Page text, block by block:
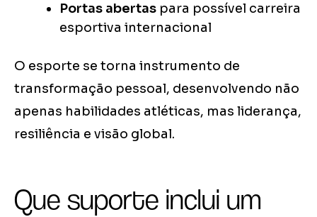
Portas abertas para possível carreira
esportiva internacional
O esporte se torna instrumento de
transformação pessoal, desenvolvendo não
apenas habilidades atléticas, mas liderança,
resiliência e visão global.
Que suporte inclui um